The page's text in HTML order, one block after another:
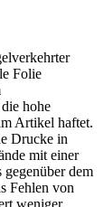
Folie
hohe
Artikel haftet.
Drucke in
mit einer
dem
Fehlen von
weniger